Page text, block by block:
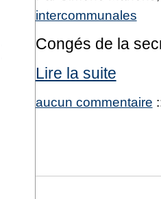
intercommunales
Congés de la
Lire la suite
aucun commentaire